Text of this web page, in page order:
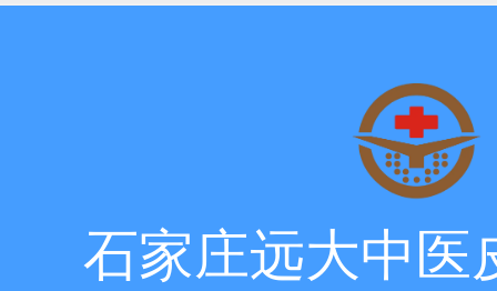
石家庄远大中医